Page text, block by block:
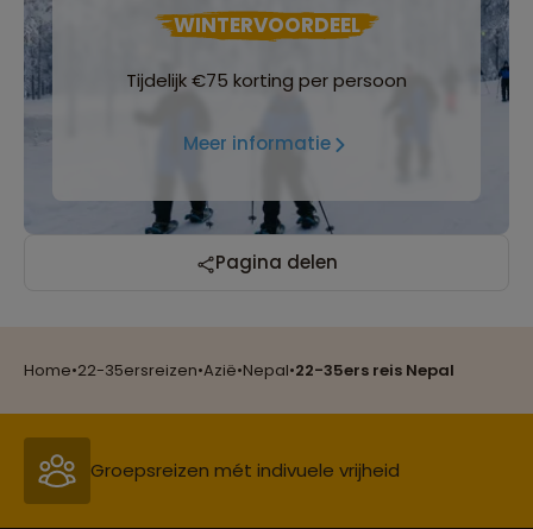
Home•22-35ersreizen•Azië•Nepal•22-35ers reis Nepal
WINTERVOORDEEL
Tijdelijk €75 korting per persoon
Meer informatie
Pagina delen
Reizen met oog voor mens, cultuur en milieu
Persoonlijk en deskundig reisadvies